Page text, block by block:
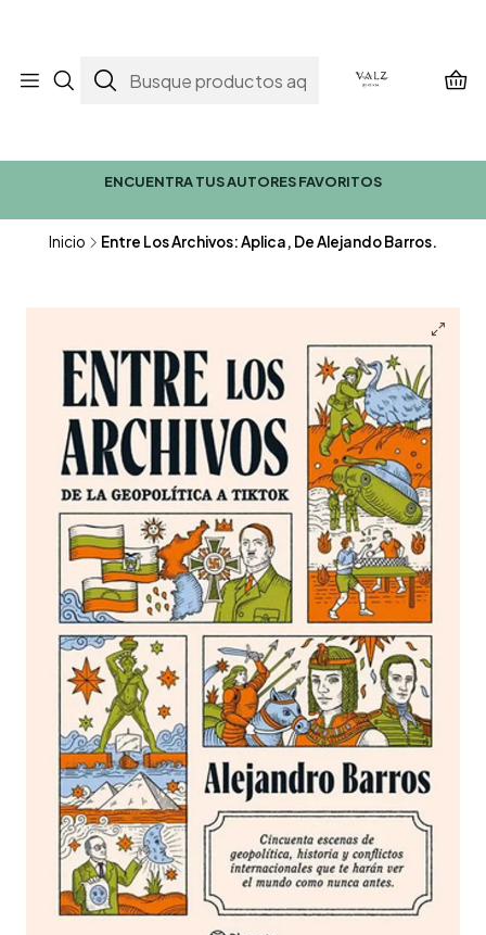
ENCUENTRA TUS AUTORES FAVORITOS
Inicio Entre Los Archivos: Aplica, De Alejando Barros.